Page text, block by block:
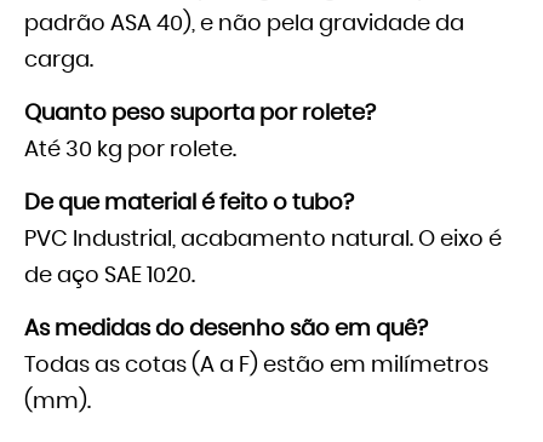
padrão ASA 40), e não pela gravidade da
carga.
Quanto peso suporta por rolete?
Até 30 kg por rolete.
De que material é feito o tubo?
PVC Industrial, acabamento natural. O eixo é
de aço SAE 1020.
As medidas do desenho são em quê?
Todas as cotas (A a F) estão em milímetros
(mm).